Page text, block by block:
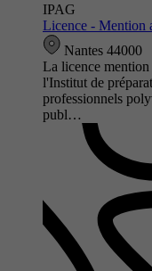
IPAG
Licence - Mention
Nantes 44000
La licence
l'Institut de
professionnels
publ…